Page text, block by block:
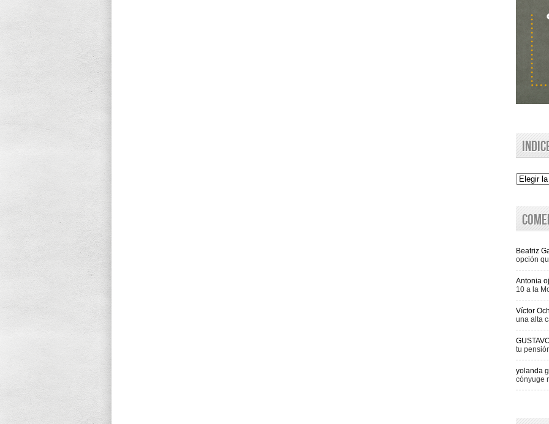
Indice
Beatriz
opción
Antonia
10 a la
Víctor
una alta
tu
yolanda
cónyuge